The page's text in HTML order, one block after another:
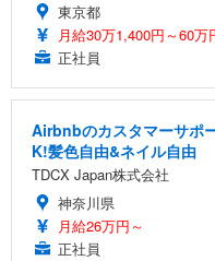
東京都
月給30万1,400円～60万
正社員
Airbnbのカスタマーサポ
K!髪色自由&ネイル自由
TDCX Japan株式会社
神奈川県
月給26万円～
正社員